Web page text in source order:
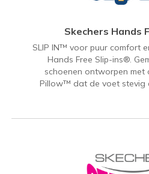
Skechers Hands
SLIP IN™ voor puur comfort
Hands Free Slip-ins®.
schoenen ontworpen met
Pillow™ dat de voet stevig